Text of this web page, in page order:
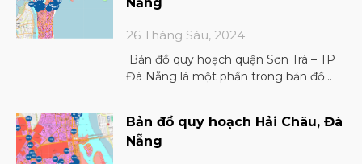
26 Tháng Sáu, 2024
Bản đồ quy hoạch quận Sơn Trà – TP
Đà Nẵng là một phần trong bản đồ
Bản đồ quy hoạch Hải Châu, Đà
Nẵng